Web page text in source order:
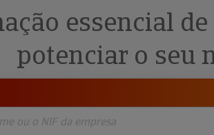
de Créditos
essencial
potenciar o seu